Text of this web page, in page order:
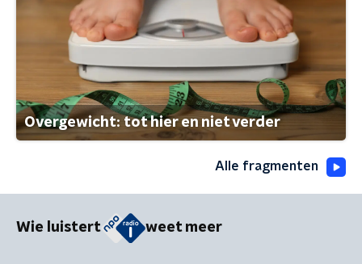
Overgewicht: tot hier en niet verder
Alle fragmenten
Wie luistert weet meer